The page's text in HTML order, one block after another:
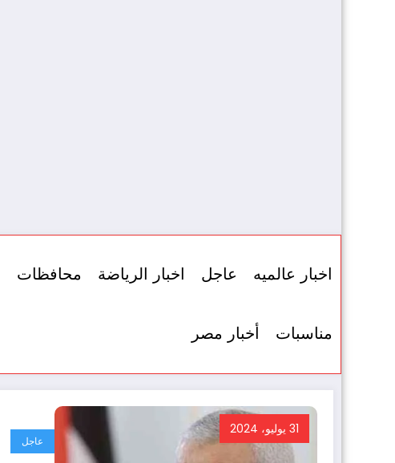
اخبار عالميه عاجل اخبار الرياضة محافظات
مناسبات أخبار مصر
31 يوليو، 2024
عاجل